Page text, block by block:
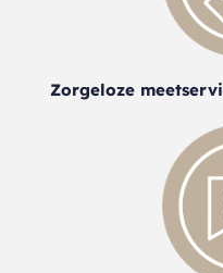
Zorgeloze